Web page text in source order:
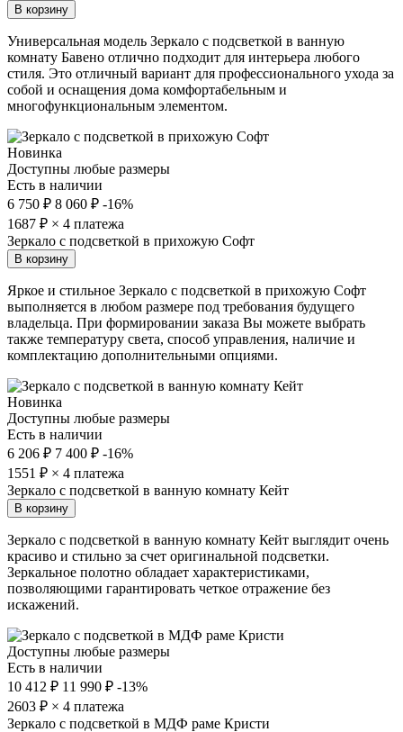
В корзину
Универсальная модель Зеркало с подсветкой в ванную
комнату Бавено отлично подходит для интерьера любого
стиля. Это отличный вариант для профессионального ухода за
собой и оснащения дома комфортабельным и
многофункциональным элементом.
Новинка
Доступны любые размеры
Есть в наличии
6 750 ₽ 8 060 ₽ -16%
1687 ₽ × 4 платежа
Зеркало с подсветкой в прихожую Софт
В корзину
Яркое и стильное Зеркало с подсветкой в прихожую Софт
выполняется в любом размере под требования будущего
владельца. При формировании заказа Вы можете выбрать
также температуру света, способ управления, наличие и
комплектацию дополнительными опциями.
Новинка
Доступны любые размеры
Есть в наличии
6 206 ₽ 7 400 ₽ -16%
1551 ₽ × 4 платежа
Зеркало с подсветкой в ванную комнату Кейт
В корзину
Зеркало с подсветкой в ванную комнату Кейт выглядит очень
красиво и стильно за счет оригинальной подсветки.
Зеркальное полотно обладает характеристиками,
позволяющими гарантировать четкое отражение без
искажений.
Доступны любые размеры
Есть в наличии
10 412 ₽ 11 990 ₽ -13%
2603 ₽ × 4 платежа
Зеркало с подсветкой в МДФ раме Кристи